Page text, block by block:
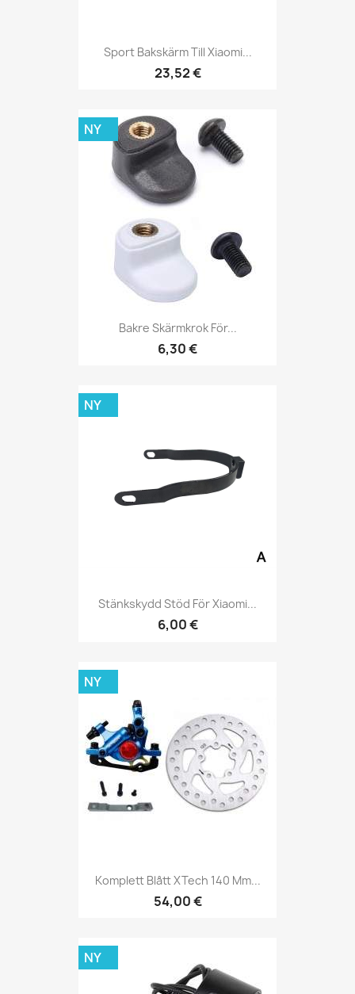
Sport Bakskärm Till Xiaomi...
23,52 €
Bakre Skärmkrok För...
6,30 €
NY
Stänkskydd Stöd För Xiaomi...
6,00 €
NY
Komplett Blått XTech 140 Mm...
54,00 €
NY
NY